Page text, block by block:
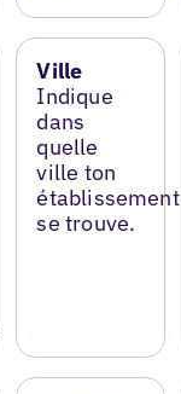
Ville
Indique
dans
quelle
ville ton
établissement
se trouve.